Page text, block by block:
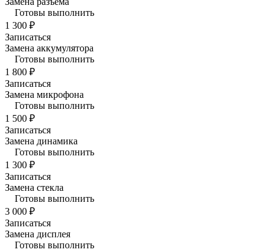
Готовы выполнить
1 300 ₽
Записаться
Замена аккумулятора
Готовы выполнить
1 800 ₽
Записаться
Замена микрофона
Готовы выполнить
1 500 ₽
Записаться
Замена динамика
Готовы выполнить
1 300 ₽
Записаться
Замена стекла
Готовы выполнить
3 000 ₽
Записаться
Замена дисплея
Готовы выполнить